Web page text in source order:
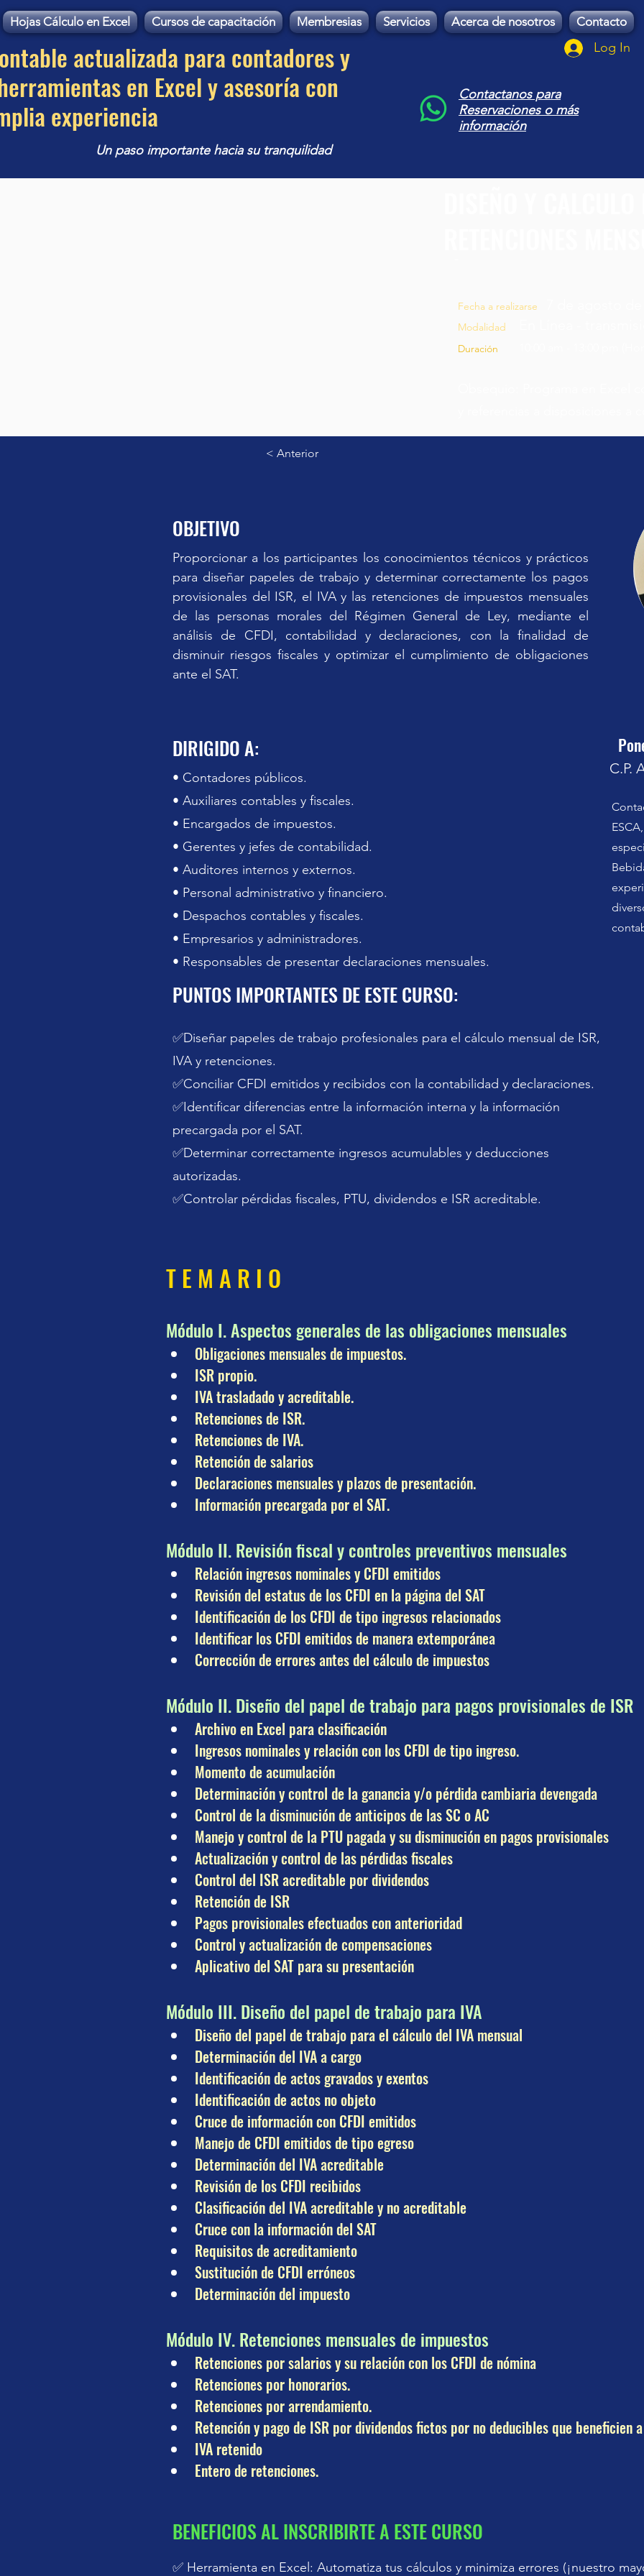
Hojas Cálculo en Excel Cursos de capacitación Membresias Servicios Acerca de nosotros Contacto
actualizada para contadores y
en Excel y asesoría con
experiencia
Log In
Contactanos para
Reservaciones o más
información
Un paso importante hacia su tranquilidad
Fecha a realizarse
Modalidad
Duración
< Anterior
OBJETIVO
Proporcionar a los participantes los conocimientos técnicos y prácticos
para diseñar papeles de trabajo y determinar correctamente los pagos
provisionales del ISR, el IVA y las retenciones de impuestos mensuales
de las personas morales del Régimen General de Ley, mediante el
análisis de CFDI, contabilidad y declaraciones, con la finalidad de
disminuir riesgos fiscales y optimizar el cumplimiento de obligaciones
ante el SAT.
DIRIGIDO A:
• Contadores públicos.
• Auxiliares contables y fiscales.
• Encargados de impuestos.
• Gerentes y jefes de contabilidad.
• Auditores internos y externos.
• Personal administrativo y financiero.
• Despachos contables y fiscales.
• Empresarios y administradores.
• Responsables de presentar declaraciones mensuales.
C.P.
PUNTOS IMPORTANTES DE ESTE CURSO:
✅Diseñar papeles de trabajo profesionales para el cálculo mensual de ISR,
IVA y retenciones.
✅Conciliar CFDI emitidos y recibidos con la contabilidad y declaraciones.
✅Identificar diferencias entre la información interna y la información
precargada por el SAT.
✅Determinar correctamente ingresos acumulables y deducciones
autorizadas.
✅Controlar pérdidas fiscales, PTU, dividendos e ISR acreditable.
T E M A R I O
Módulo I. Aspectos generales de las obligaciones mensuales
Obligaciones mensuales de impuestos.
ISR propio.
IVA trasladado y acreditable.
Retenciones de ISR.
Retenciones de IVA.
Retención de salarios
Declaraciones mensuales y plazos de presentación.
Información precargada por el SAT.
Módulo II. Revisión fiscal y controles preventivos mensuales
Relación ingresos nominales y CFDI emitidos
Revisión del estatus de los CFDI en la página del SAT
Identificación de los CFDI de tipo ingresos relacionados
Identificar los CFDI emitidos de manera extemporánea
Corrección de errores antes del cálculo de impuestos
Módulo II. Diseño del papel de trabajo para pagos provisionales de ISR
Archivo en Excel para clasificación
Ingresos nominales y relación con los CFDI de tipo ingreso.
Momento de acumulación
Determinación y control de la ganancia y/o pérdida cambiaria devengada
Control de la disminución de anticipos de las SC o AC
Manejo y control de la PTU pagada y su disminución en pagos provisionales
Actualización y control de las pérdidas fiscales
Control del ISR acreditable por dividendos
Retención de ISR
Pagos provisionales efectuados con anterioridad
Control y actualización de compensaciones
Aplicativo del SAT para su presentación
Módulo III. Diseño del papel de trabajo para IVA
Diseño del papel de trabajo para el cálculo del IVA mensual
Determinación del IVA a cargo
Identificación de actos gravados y exentos
Identificación de actos no objeto
Cruce de información con CFDI emitidos
Manejo de CFDI emitidos de tipo egreso
Determinación del IVA acreditable
Revisión de los CFDI recibidos
Clasificación del IVA acreditable y no acreditable
Cruce con la información del SAT
Requisitos de acreditamiento
Sustitución de CFDI erróneos
Determinación del impuesto
Módulo IV. Retenciones mensuales de impuestos
Retenciones por salarios y su relación con los CFDI de nómina
Retenciones por honorarios.
Retenciones por arrendamiento.
Retención y pago de ISR por dividendos fictos por no deducibles que beneficien
IVA retenido
Entero de retenciones.
BENEFICIOS AL INSCRIBIRTE A ESTE CURSO
✅ Herramienta en Excel: Automatiza tus cálculos y minimiza errores (¡nuestro